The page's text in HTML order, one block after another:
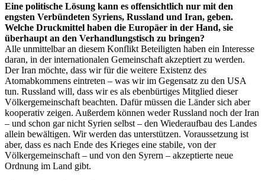
Eine politische Lösung kann es offensichtlich nur mit den
engsten Verbündeten Syriens, Russland und Iran, geben.
Welche Druckmittel haben die Europäer in der Hand, sie
überhaupt an den Verhandlungstisch zu bringen?
Alle unmittelbar an diesem Konflikt Beteiligten haben ein Interesse
daran, in der internationalen Gemeinschaft akzeptiert zu werden.
Der Iran möchte, dass wir für die weitere Existenz des
Atomabkommens eintreten – was wir im Gegensatz zu den USA
tun. Russland will, dass wir es als ebenbürtiges Mitglied dieser
Völkergemeinschaft beachten. Dafür müssen die Länder sich aber
kooperativ zeigen. Außerdem können weder Russland noch der Iran
– und schon gar nicht Syrien selbst – den Wiederaufbau des Landes
allein bewältigen. Wir werden das unterstützen. Voraussetzung ist
aber, dass es nach Ende des Krieges eine stabile, von der
Völkergemeinschaft – und von den Syrern – akzeptierte neue
Ordnung im Land gibt.